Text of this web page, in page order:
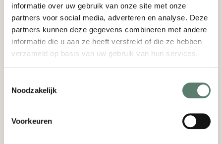
informatie over uw gebruik van onze site met onze
partners voor social media, adverteren en analyse. Deze
partners kunnen deze gegevens combineren met andere
informatie die u aan ze heeft verstrekt of die ze hebben
verzameld op basis van uw gebruik van hun services.
Noodzakelijk
Voorkeuren
‘’ Onze bruiloft bij Kasteel Bijstervelt
klopte van begin tot eind. We hebben
veel waardering voor het flexibele
Ontdek Kasteel Bijstervelt als